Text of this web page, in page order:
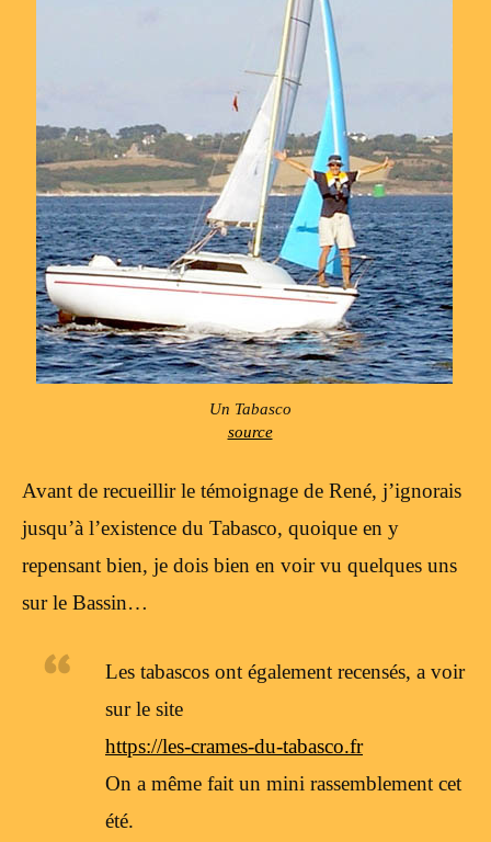
Un Tabasco
source
Avant de recueillir le témoignage de René, j’ignorais
jusqu’à l’existence du Tabasco, quoique en y
repensant bien, je dois bien en voir vu quelques uns
sur le Bassin…
Les tabascos ont également recensés, a voir
sur le site
https://les-crames-du-tabasco.fr
On a même fait un mini rassemblement cet
été.